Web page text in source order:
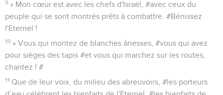
9 » Mon cœur est avec les chefs d'Israël, #avec ceux du
peuple qui se sont montrés prêts à combattre. #Bénissez
l'Eternel !
10 » Vous qui montez de blanches ânesses, #vous qui avez
pour sièges des tapis #et vous qui marchez sur les routes,
chantez ! #
11 Que de leur voix, du milieu des abreuvoirs, #les porteurs